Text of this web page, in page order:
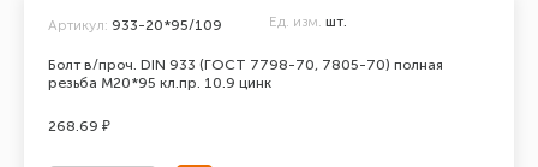
Болт в/проч. DIN 933 (ГОСТ 7798-70, 7805-70) полная
резьба М20*95 кл.пр. 10.9 цинк
Артикул: 933-20*95/109 Ед. изм. шт.
268.69 ₽